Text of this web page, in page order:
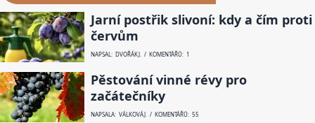
Jarní postřik slivoní: kdy a čím proti
červům
NAPSAL: DVOŘÁK J. / KOMENTÁŘŮ: 1
Pěstování vinné révy pro
začátečníky
NAPSALA: VÁLKOVÁ J. / KOMENTÁŘŮ: 55